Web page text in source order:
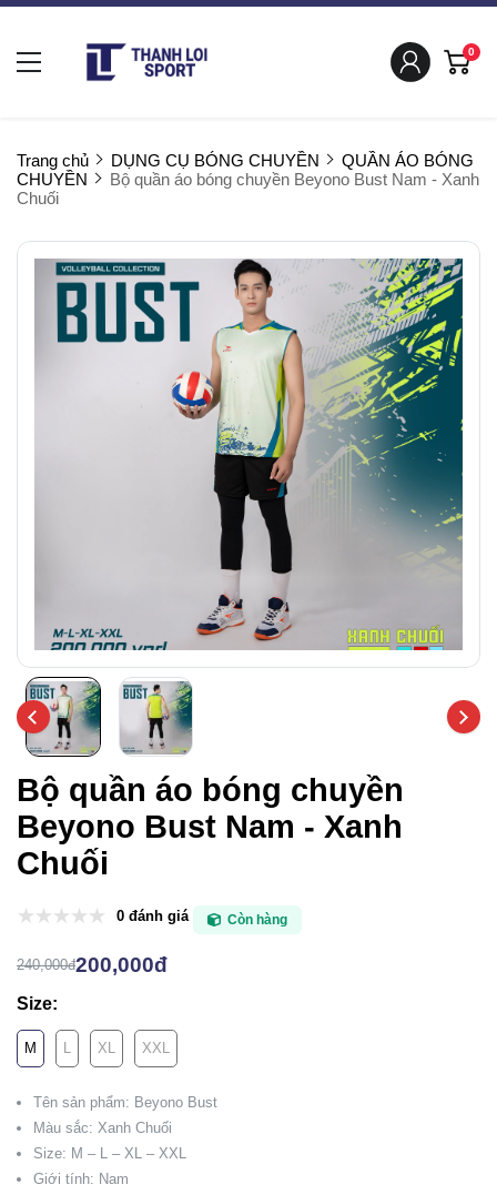
0
Trang chủ DỤNG CỤ BÓNG CHUYỀN
QUẦN ÁO BÓNG
CHUYỀN
Bộ quần áo bóng chuyền Beyono Bust Nam - Xanh
Chuối
Bộ quần áo bóng chuyền
Beyono Bust Nam - Xanh
Chuối
0 đánh giá Còn hàng
240,000đ200,000đ
Size:
M L XL XXL
Tên sản phẩm: Beyono Bust
Màu sắc: Xanh Chuối
Size: M – L – XL – XXL
Giới tính: Nam